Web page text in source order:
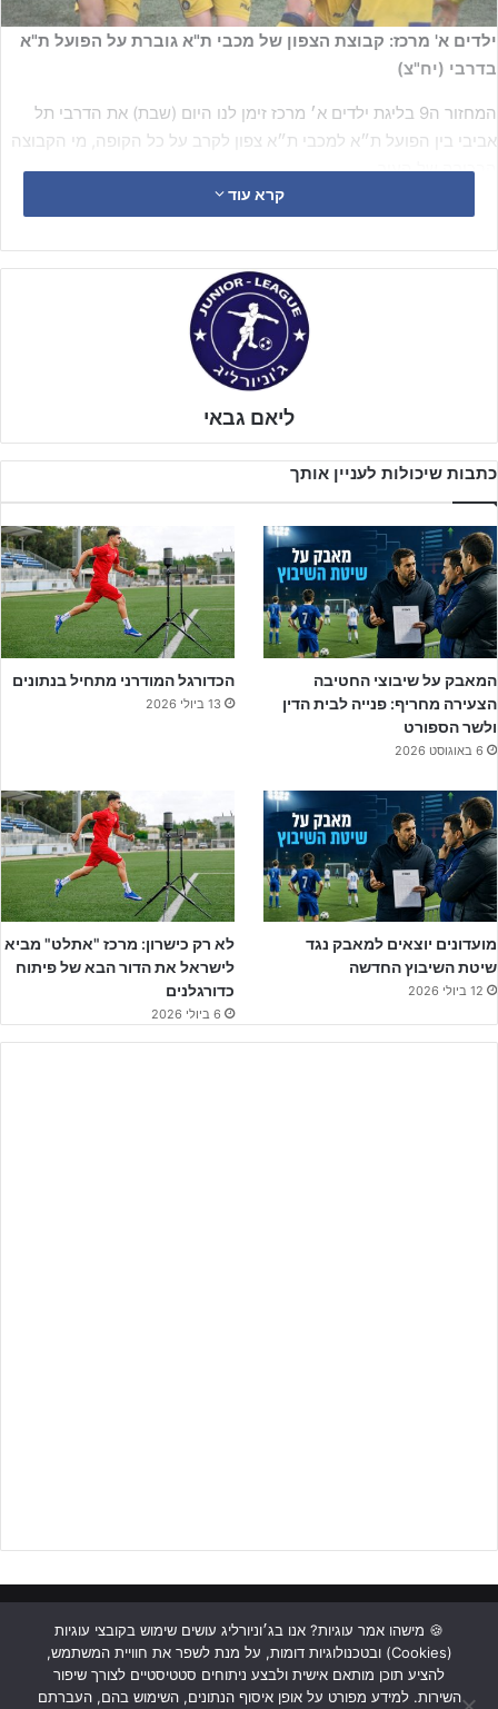
ילדים א' מרכז: קבוצת הצפון של מכבי ת"א גוברת על הפועל ת"א
בדרבי (יח"צ)
המחזור ה9 בליגת ילדים א׳ מרכז זימן לנו היום (שבת) את הדרבי תל
אביבי בין הפועל ת״א למכבי ת״א צפון לקרב על כל הקופה, מי הקבוצה
הבכירה של העיר.
שחקני מכבי ת"א צפון הגיעו לדרבי לאחר שהעפילו לשמינית גמר גביע
המדינה לאחר ניצחון משכנע על עמק חפר, אך משחק קודם לכן הם
נוצחו במסגרת הליגה על ידי מכבי פ"ת צפון, כך ששחקניו של
אהרוןרצו לחזור למסלול הניצחונות גם בליגה.
מנגד, שחקני הפועל ת"א שאף הם העפילו לשלב שמינית גמר הגביע
אחרי ניצחון חוץ על מכבי נתניה2, רצתה לשמור על רצף הניצחונות
בליגה לאחר שבמשחקם האחרון ניצחו את הפועל כפר סבא.
קרא עוד
ליאם גבאי
כתבות שיכולות לעניין אותך
המאבק על שיבוצי החטיבה
הצעירה מחריף: פנייה לבית הדין
ולשר הספורט
6 באוגוסט 2026
הכדורגל המודרני מתחיל בנתונים
13 ביולי 2026
מועדונים יוצאים למאבק נגד
שיטת השיבוץ החדשה
12 ביולי 2026
לא רק כישרון: מרכז "אתלט" מביא
לישראל את הדור הבא של פיתוח
כדורגלנים
6 ביולי 2026
ראשי כתבות תכנים מקצועיים תנאי שימוש
מדיניות אבטחה
כתבו לנו
🍪 מישהו אמר עוגיות? אנו בג׳וניורליג עושים שימוש בקובצי עוגיות
(Cookies) ובטכנולוגיות דומות, על מנת לשפר את חוויית המשתמש,
להציע תוכן מותאם אישית ולבצע ניתוחים סטטיסטיים לצורך שיפור
השירות. למידע מפורט על אופן איסוף הנתונים, השימוש בהם, העברתם